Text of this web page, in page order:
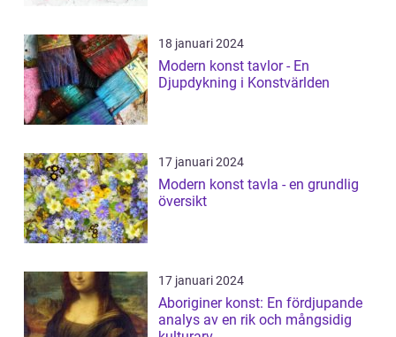
18 januari 2024
Modern konst tavlor - En
Djupdykning i Konstvärlden
17 januari 2024
Modern konst tavla - en grundlig
översikt
17 januari 2024
Aboriginer konst: En fördjupande
analys av en rik och mångsidig